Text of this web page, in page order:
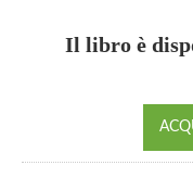
Il libro è